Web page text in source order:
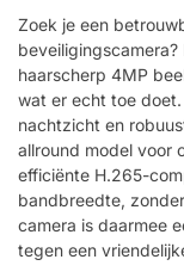
Zoek je een
haarscherp 4MP
wat er echt toe
nachtzicht en
allround model voor
efficiënte H.265-
bandbreedte,
camera is daarmee
tegen een